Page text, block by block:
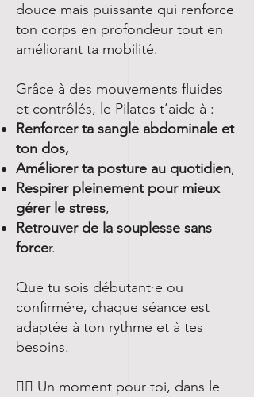
douce mais puissante qui renforce
ton corps en profondeur tout en
améliorant ta mobilité.
Grâce à des mouvements fluides
et contrôlés, le Pilates t’aide à :
Renforcer ta sangle abdominale et
ton dos,
Améliorer ta posture au quotidien,
Respirer pleinement pour mieux
gérer le stress,
Retrouver de la souplesse sans
forcer.
Que tu sois débutant·e ou
confirmé·e, chaque séance est
adaptée à ton rythme et à tes
besoins.
🧘‍♀️ Un moment pour toi, dans le